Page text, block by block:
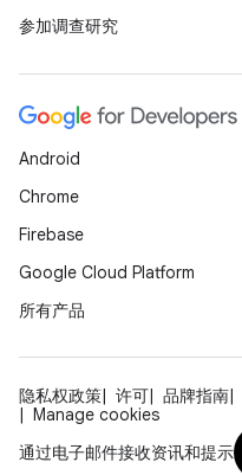
参加调查研究
Android
Chrome
Firebase
Google Cloud Platform
所有产品
隐私权政策 许可 品牌指南
Manage cookies
通过电子邮件接收资讯和提示